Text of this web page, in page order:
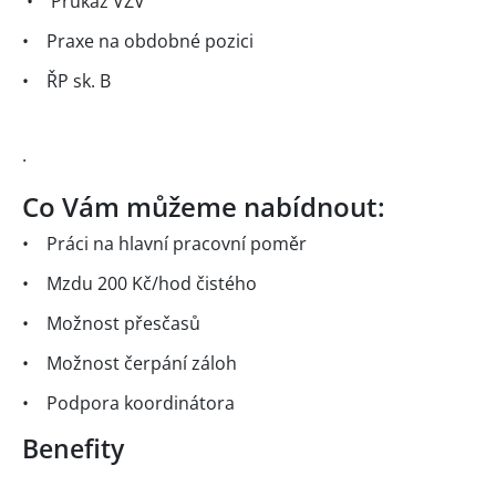
• Praxe na obdobné pozici
• ŘP sk. B
·
Co Vám můžeme nabídnout:
• Práci na hlavní pracovní poměr
• Mzdu 200 Kč/hod čistého
• Možnost přesčasů
• Možnost čerpání záloh
• Podpora koordinátora
Benefity